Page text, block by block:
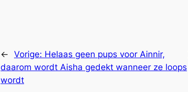
← Vorige: Helaas geen pups voor Ainnir,
daarom wordt Aisha gedekt wanneer ze loops
wordt